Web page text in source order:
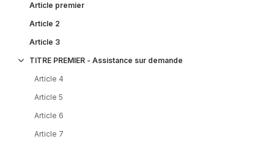
Article premier
Article 2
Article 3
TITRE PREMIER - Assistance sur demande
Article 4
Article 5
Article 6
Article 7